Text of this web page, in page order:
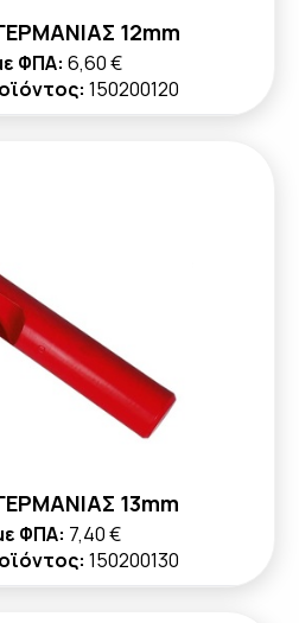
12mm
ΦΠΑ: 6,60 €
150200120
13mm
ΦΠΑ: 7,40 €
150200130